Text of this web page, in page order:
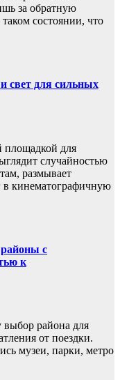
за обратную
состоянии, что
свет для сильных
площадкой для
случайностью
размывает
в кинематографичную
районы с
к
района для
от поездки.
музеи, парки, метро